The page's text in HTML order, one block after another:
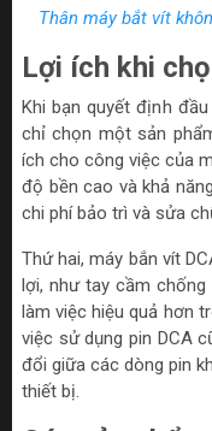
Thân máy bắt vít
Lợi ích khi
Khi bạn quyết định
chỉ chọn một sản
ích cho công việc của
độ bền cao và khả
chi phí bảo trì và sửa
Thứ hai, máy bắn vít
lợi, như tay cầm chống
làm việc hiệu quả hơn
việc sử dụng pin DCA
đổi giữa các dòng pin
thiết bị.